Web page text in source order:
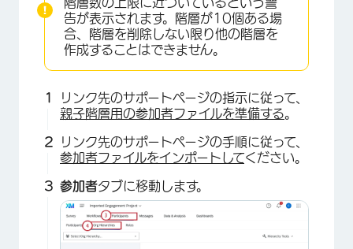
告が表示されます。階層が10個ある場
合、階層を削除しない限り他の階層を
作成することはできません。
リンク先のサポートページの指示に従って、
親子階層用の参加者ファイルを準備する。
リンク先のサポートページの手順に従って、
参加者ファイルをインポートしてください。
参加者タブに移動します。